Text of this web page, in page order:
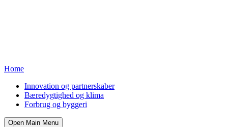
Home
Innovation og partnerskaber
Bæredygtighed og klima
Forbrug og byggeri
Open Main Menu